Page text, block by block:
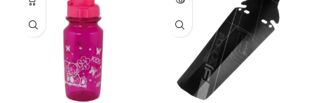
OUT